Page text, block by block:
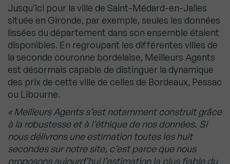
Jusqu’ici pour la ville de Saint-Médard-en-Jalles
située en Gironde, par exemple, seules les données
lissées du département dans son ensemble étaient
disponibles. En regroupant les différentes villes de
la seconde couronne bordelaise, Meilleurs Agents
est désormais capable de distinguer la dynamique
des prix de cette ville de celles de Bordeaux, Pessac
ou Libourne.
« Meilleurs Agents s’est notamment construit grâce
à la robustesse et à l’éthique de nos données. Si
nous délivrons une estimation toutes les huit
secondes sur notre site, c’est parce que nous
proposons aujourd’hui l’estimation la plus fiable du